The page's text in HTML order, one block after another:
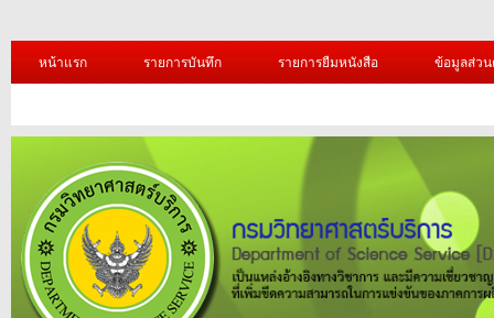
หน้าแรก รายการบันทึก รายการยืมหนังสือ ข้อมูลส่ว